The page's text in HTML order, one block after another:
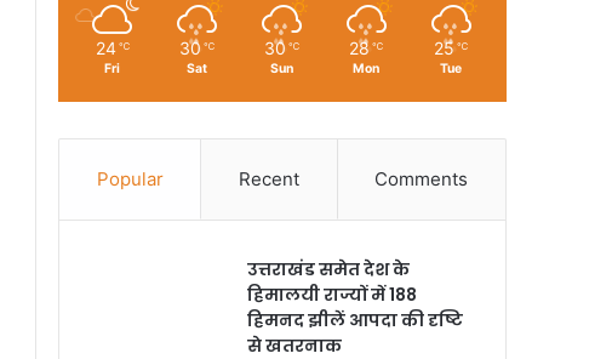
24 ℃
Fri
30 ℃
Sat
30 ℃
Sun
28 ℃
Mon
25 ℃
Tue
Popular Recent Comments
उत्तराखंड समेत देश के
हिमालयी राज्यों में 188
हिमनद झीलें आपदा की दृष्टि
से खतरनाक